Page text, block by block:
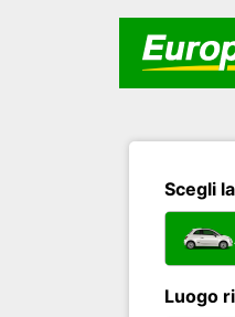
Scegli
Luogo